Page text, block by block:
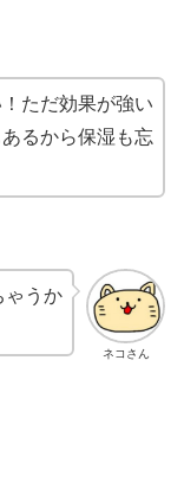
ただ効果が強い
るから保湿も忘
ネコさん
ゃうか